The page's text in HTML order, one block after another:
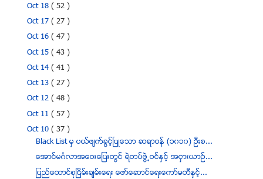
Oct 18( 52 )
Oct 17( 27 )
Oct 16( 47 )
Oct 15( 43 )
Oct 14( 41 )
Oct 13( 27 )
Oct 12( 48 )
Oct 11( 57 )
Oct 10( 37 )
Black List မွ ပယ္ဖ်က္ခြင့္ၿပဳေသာ ဆရာဝန္ (၁၀၁၀) ဦးစ...
ေအာင္မဂၤလာအေဝးေျပးတြင္ ရဲတပ္ဖြဲ႕ဝင္ႏွင့္ အငွားယာဥ္...
ျပည္ေထာင္စုျငိမ္းခ်မ္းေရး ေဖာ္ေဆာင္ေရးေကာ္မတီႏွင့္...